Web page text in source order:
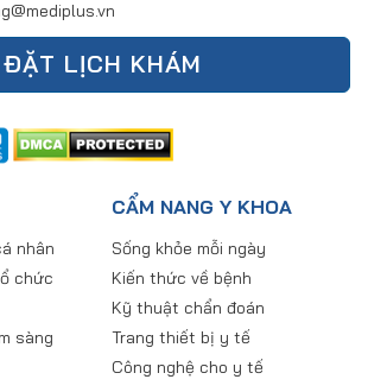
ĐẶT LỊCH KHÁM
nhân
chức
sàng
CẨM NANG Y KHOA
Sống khỏe mỗi ngày
Kiến thức về bệnh
Kỹ thuật chẩn đoán
Trang thiết bị y tế
Công nghệ cho y tế